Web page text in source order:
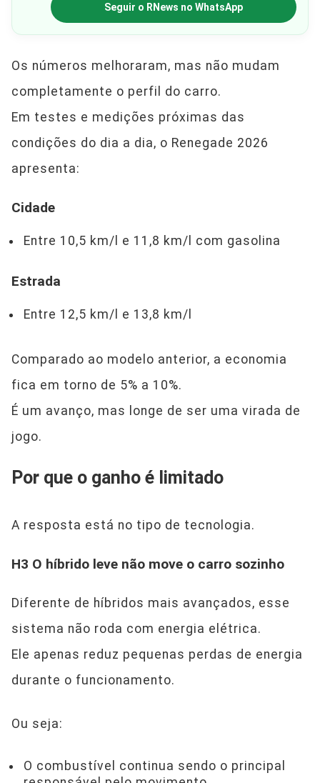
Seguir o RNews no WhatsApp
Os números melhoraram, mas não mudam
completamente o perfil do carro.
Em testes e medições próximas das
condições do dia a dia, o Renegade 2026
apresenta:
Cidade
Entre 10,5 km/l e 11,8 km/l com gasolina
Estrada
Entre 12,5 km/l e 13,8 km/l
Comparado ao modelo anterior, a economia
fica em torno de 5% a 10%.
É um avanço, mas longe de ser uma virada de
jogo.
Por que o ganho é limitado
A resposta está no tipo de tecnologia.
H3 O híbrido leve não move o carro sozinho
Diferente de híbridos mais avançados, esse
sistema não roda com energia elétrica.
Ele apenas reduz pequenas perdas de energia
durante o funcionamento.
Ou seja:
O combustível continua sendo o principal